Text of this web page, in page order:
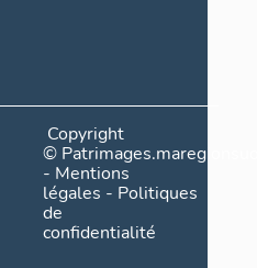
Copyright
©
- Mentions
légales - Politiques
de
confidentialité